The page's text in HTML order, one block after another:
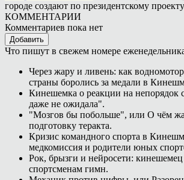
городе создают по президентскому
КОММЕНТАРИИ
Комментариев пока нет
Добавить
Что пишут в свежем номере
Через жару и ливень: как
страны боролись за медали в
Кинешемка о реакции на непорядок
даже не ожидала".
"Мозгов бы побольше", или О чём
подготовку теракта.
Кризис командного спорта в
медкомиссия и родители юных
Рок, брызги и нейросети:
спортсменам гимн.